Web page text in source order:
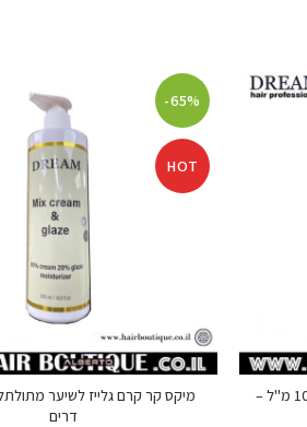
שמפו קרטין ללא מלחים לשיער יבש 1000 מ"ל –
-65%
HOT
דרים